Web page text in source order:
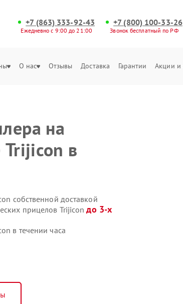
+7 (863) 333-92-43
Ежедневно с 9:00 до 21:00
+7 (800) 100-33-26
Звонок бесплатный по РФ
О нас Отзывы Доставка Гарантии Акции и
на
Trijicon в
собственной доставкой
прицелов Trijiconдо 3-х
в течении часа